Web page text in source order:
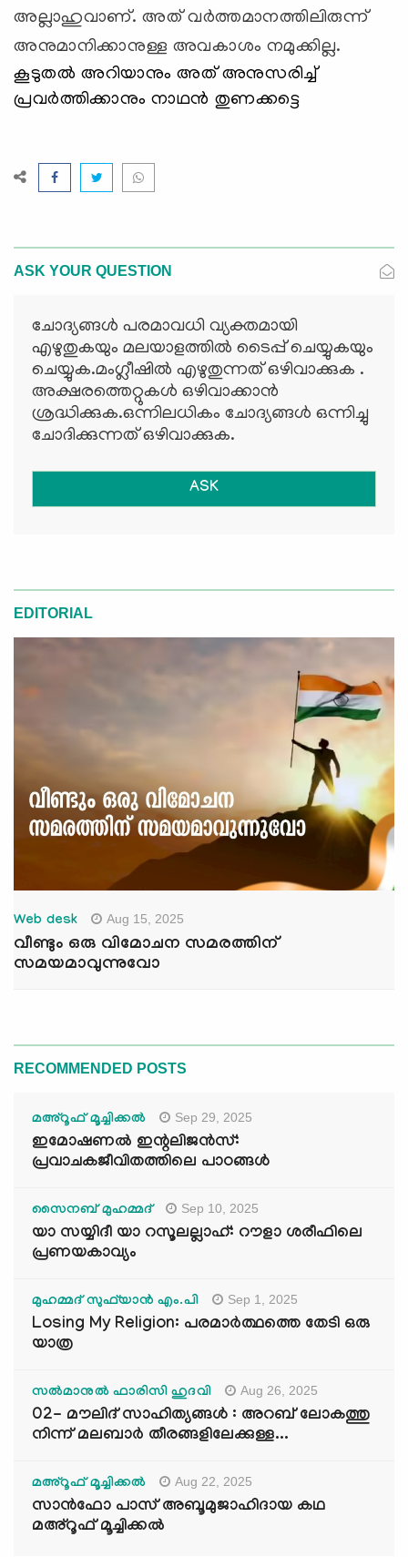
അല്ലാഹുവാണ്. അത് വര്‍ത്തമാനത്തിലിരുന്ന്
അനുമാനിക്കാനുള്ള അവകാശം നമുക്കില്ല.
കൂടുതല്‍ അറിയാനും അത് അനുസരിച്ച്
പ്രവര്‍ത്തിക്കാനും നാഥന്‍ തുണക്കട്ടെ
ASK YOUR QUESTION
ചോദ്യങ്ങള്‍ പരമാവധി വ്യക്തമായി
എഴുതുകയും മലയാളത്തില്‍ ടൈപ്പ് ചെയ്യുകയും
ചെയ്യുക.മംഗ്ലീഷില്‍ എഴുതുന്നത് ഒഴിവാക്കുക .
അക്ഷരത്തെറ്റുകള്‍ ഒഴിവാക്കാന്‍
ശ്രദ്ധിക്കുക.ഒന്നിലധികം ചോദ്യങ്ങള്‍ ഒന്നിച്ചു
ചോദിക്കുന്നത് ഒഴിവാക്കുക.
ASK
EDITORIAL
Web desk Aug 15, 2025
വീണ്ടും ഒരു വിമോചന സമരത്തിന്
സമയമാവുന്നുവോ
RECOMMENDED POSTS
മഅ്റൂഫ് മൂച്ചിക്കല്‍ Sep 29, 2025
ഇമോഷണൽ ഇന്റലിജൻസ്:
പ്രവാചകജീവിതത്തിലെ പാഠങ്ങൾ
സൈനബ് മുഹമ്മദ് Sep 10, 2025
യാ സയ്യിദീ യാ റസൂലല്ലാഹ്: റൗളാ ശരീഫിലെ
പ്രണയകാവ്യം
മുഹമ്മദ് സുഫ്‌യാൻ എം.പി Sep 1, 2025
Losing My Religion: പരമാർത്ഥത്തെ തേടി ഒരു
യാത്ര
സൽമാനുൽ ഫാരിസി ഹുദവി Aug 26, 2025
02- മൗലിദ് സാഹിത്യങ്ങൾ : അറബ് ലോകത്തു
നിന്ന് മലബാർ തീരങ്ങളിലേക്കുള്ള...
മഅ്റൂഫ് മൂച്ചിക്കല്‍ Aug 22, 2025
സാൻഫോ പാസ് അബൂമുജാഹിദായ കഥ
മഅ്റൂഫ് മൂച്ചിക്കല്‍